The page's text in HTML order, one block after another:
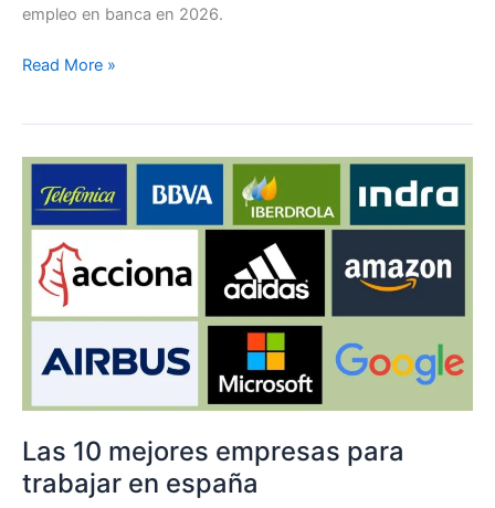
empleo en banca en 2026.
Read More »
Las 10 mejores empresas para
trabajar en españa
Las
mejores
empresas
para
trabajar
españa